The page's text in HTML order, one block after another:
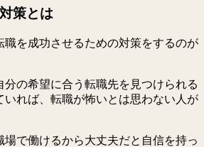
策とは
職を成功させるための対策をするのが
分の希望に合う転職先を見つけられる
いれば、転職が怖いとは思わない人が
で働けるから大丈夫だと自信を持っ